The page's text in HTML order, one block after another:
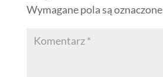
Wymagane pola są oznaczone